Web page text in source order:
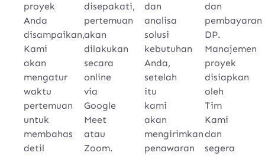
proyek
Anda
disampaikan,
Kami
akan
mengatur
waktu
pertemuan
untuk
membahas
detil
disepakati,
pertemuan
akan
dilakukan
secara
online
via
Google
Meet
atau
Zoom.
dan
analisa
solusi
kebutuhan
Anda,
setelah
itu
kami
akan
mengirimkan
penawaran
dan
pembayaran
DP.
Manajemen
proyek
disiapkan
oleh
Tim
Kami
dan
segera